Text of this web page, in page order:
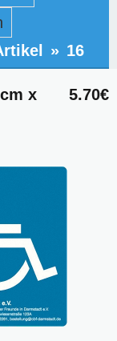
» 16
5.70€
x